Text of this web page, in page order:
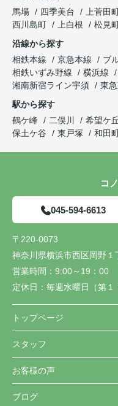
馬場
四季美台 上菅田
西川島町
上白根
松見
沿線から探す
相鉄本線
京急本線 ブ
相鉄いずみ野線
横浜線
湘南新宿ライン宇須
東
駅から探す
鶴ケ峰
二俣川 希望ケ
保土ケ谷
東戸塚 和田
コ
045-594-6613
〒220-0073
神奈川県横浜市西区岡野
営業時間： 9:00～19：00
定休日： 毎週水曜日（第１
トップページ
スタッフ
お客様の声
ブログ